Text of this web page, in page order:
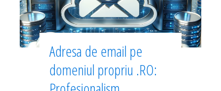
Adresa de email pe
domeniul propriu .RO: